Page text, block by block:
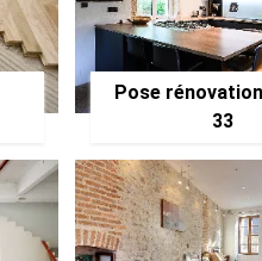
Pose
33